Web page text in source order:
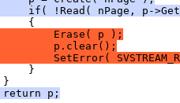
if( !Read( nPage, p-
Erase( p );
p.clear();
SetError(
p;